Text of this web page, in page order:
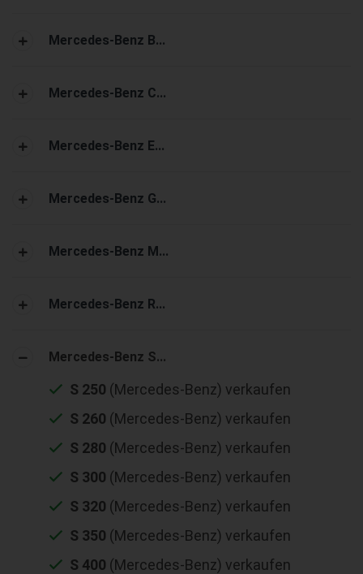
Mercedes-Benz B...
Mercedes-Benz C...
Mercedes-Benz E...
Mercedes-Benz G...
Mercedes-Benz M...
Mercedes-Benz R...
Mercedes-Benz S...
S 250 (Mercedes-Benz) verkaufen
S 260 (Mercedes-Benz) verkaufen
S 280 (Mercedes-Benz) verkaufen
S 300 (Mercedes-Benz) verkaufen
S 320 (Mercedes-Benz) verkaufen
S 350 (Mercedes-Benz) verkaufen
S 400 (Mercedes-Benz) verkaufen